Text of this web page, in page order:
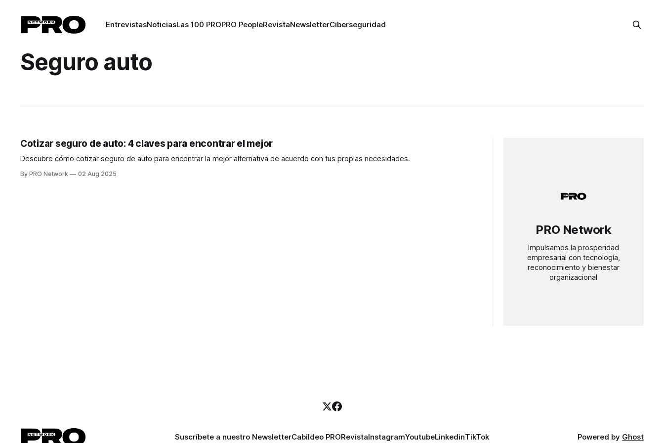
EntrevistasNoticiasLas 100 PROPRO PeopleRevistaNewsletterCiberseguridad
Seguro auto
Cotizar seguro de auto: 4 claves para encontrar el mejor
Descubre cómo cotizar seguro de auto para encontrar la mejor alternativa de acuerdo con tus propias necesidades.
By PRO Network 02 Aug 2025
PRO Network
Impulsamos la prosperidad
empresarial con tecnología,
reconocimiento y bienestar
organizacional
Suscríbete a nuestro NewsletterCabildeo PRORevistaInstagramYoutubeLinkedinTikTok Powered by Ghost